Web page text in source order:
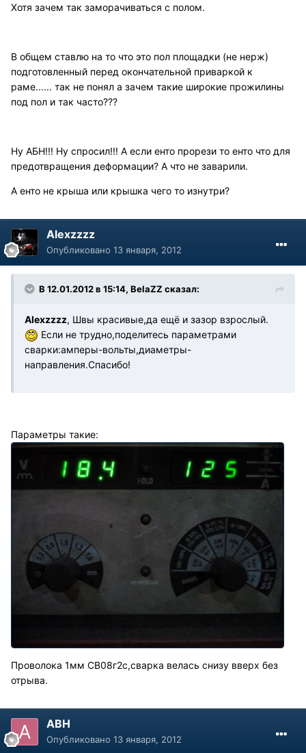
Хотя зачем так заморачиваться с полом.
В общем ставлю на то что это пол площадки (не нерж)
подготовленный перед окончательной приваркой к
раме...... так не понял а зачем такие широкие прожилины
под пол и так часто???
Ну АБН!!! Ну спросил!!! А если енто прорези то енто что для
предотвращения деформации? А что не заварили.
А енто не крыша или крышка чего то изнутри?
Alexzzzz
Опубликовано 13 января, 2012
В 12.01.2012 в 15:14, BelaZZ сказал:
Alexzzzz, Швы красивые,да ещё и зазор взрослый.
Если не трудно,поделитесь параметрами
сварки:амперы-вольты,диаметры-
направления.Спасибо!
Параметры такие:
Проволока 1мм СВ08г2с,сварка велась снизу вверх без
отрыва.
АВН
Опубликовано 13 января, 2012